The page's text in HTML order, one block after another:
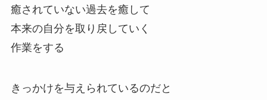
癒されていない過去を癒して
本来の自分を取り戻していく
作業をする
きっかけを与えられているのだと